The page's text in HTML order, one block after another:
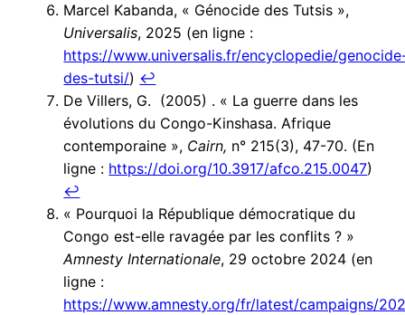
Marcel Kabanda, « Génocide des Tutsis »,
Universalis, 2025 (en ligne :
https://www.universalis.fr/encyclopedie/
des-tutsi/) ↩︎
De Villers, G. (2005) . « La guerre dans les
évolutions du Congo-Kinshasa. Afrique
contemporaine », Cairn, n° 215(3), 47-70. (En
ligne : https://doi.org/10.3917/afco.215.0047)
↩︎
« Pourquoi la République démocratique du
Congo est-elle ravagée par les conflits ? »
Amnesty Internationale, 29 octobre 2024 (en
ligne :
https://www.amnesty.org/fr/latest/campaigns/